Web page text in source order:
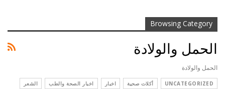
Browsing Category
الحمل والولادة
الحمل والولادة
UNCATEGORIZED أكلات صحية اخبار اخبار الصحة والطب
الشعر